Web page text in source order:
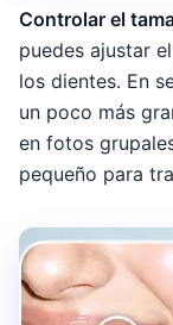
Controlar el
puedes ajustar
los dientes. En
un poco más
en fotos
pequeño para